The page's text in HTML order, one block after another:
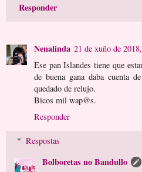
Responder
Nenalinda 21 de xuño de
Ese pan Islandes tiene que
de buena gana daba cuenta
quedado de relujo.
Bicos mil wap@s.
Responder
Respostas
Bolboretas no Bandullo